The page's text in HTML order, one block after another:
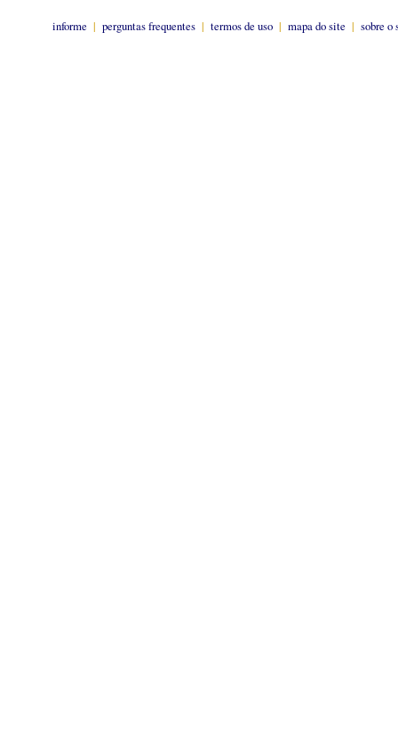
informe | perguntas frequentes | termos de uso | mapa do site | sobre o